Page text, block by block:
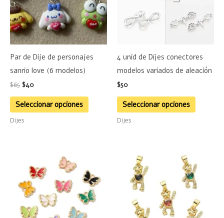
Par de Dije de personajes
sanrio love (6 modelos)
$65 $40
Seleccionar opciones
variantes.
Las
opciones
se
pueden
página
Dijes
4 unid de Dijes conectores
modelos variados de aleación
$50
Seleccionar opciones
Las
pueden
elegir
página
Dijes